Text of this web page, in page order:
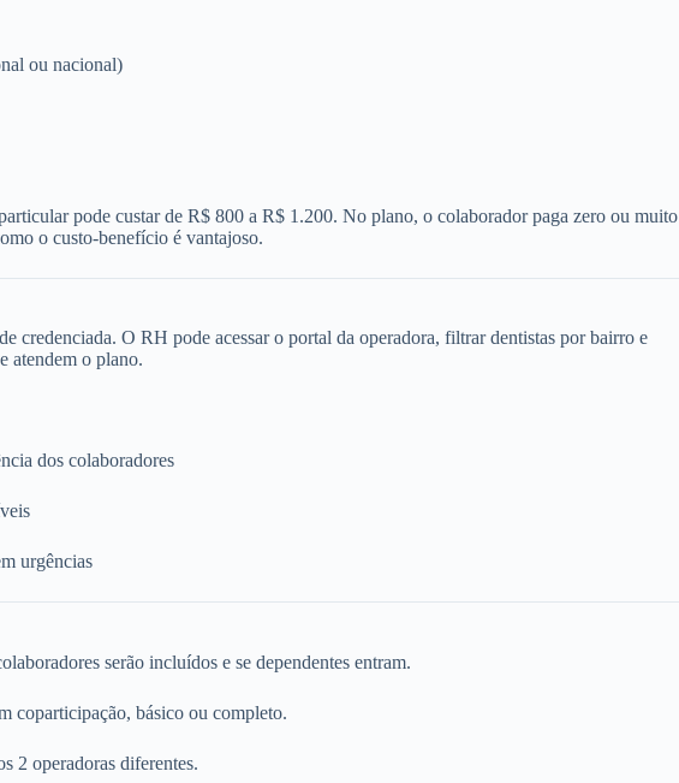
ou nacional)
pode custar de R$ 800 a R$ 1.200. No plano, o colaborador paga zero ou muito
o custo-benefício é vantajoso.
credenciada. O RH pode acessar o portal da operadora, filtrar dentistas por bairro e
atendem o plano.
dos colaboradores
urgências
serão incluídos e se dependentes entram.
coparticipação, básico ou completo.
2 operadoras diferentes.